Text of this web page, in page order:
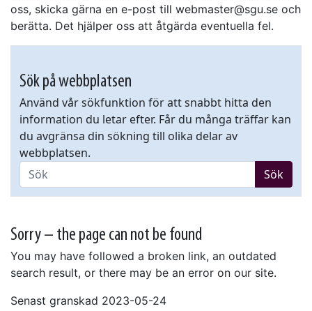
oss, skicka gärna en e-post till webmaster@sgu.se och
berätta. Det hjälper oss att åtgärda eventuella fel.
Sök på webbplatsen
Använd vår sökfunktion för att snabbt hitta den
information du letar efter. Får du många träffar kan
du avgränsa din sökning till olika delar av
webbplatsen.
Sök
Sorry – the page can not be found
You may have followed a broken link, an outdated
search result, or there may be an error on our site.
Senast granskad 2023-05-24